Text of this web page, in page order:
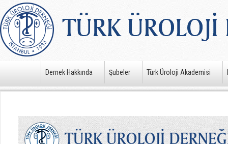
Dernek Hakkında Şubeler Türk Üroloji Akademisi